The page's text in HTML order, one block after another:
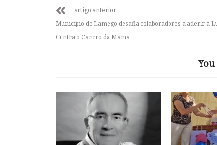
artigo anterior
Município de Lamego desafia colaboradores a aderir à
Contra o Cancro da Mama